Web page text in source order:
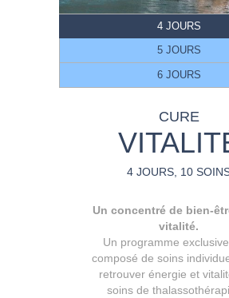
4 JOURS
5 JOURS
6 JOURS
CURE
4 JOURS, 10
Un concentré de bien-
vitalité.
Un programme
composé de soins
retrouver énergie et
soins de